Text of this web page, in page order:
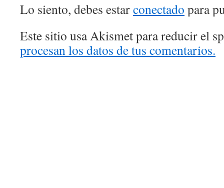
Lo siento, debes estarconectado para
Este sitio usa Akismet para reducir el
procesan los datos de tus comentarios.